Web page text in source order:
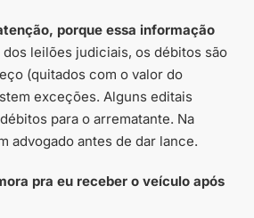
porque essa informação
dos leilões judiciais, os débitos são
(quitados com o valor do
exceções. Alguns editais
para o arrematante. Na
advogado antes de dar lance.
pra eu receber o veículo após